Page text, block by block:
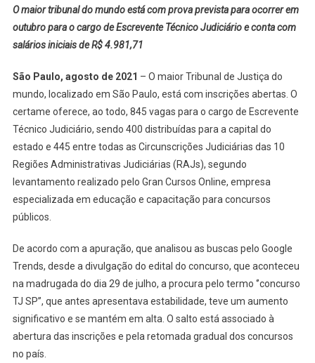
O maior tribunal do mundo está com prova prevista para ocorrer em
outubro para o cargo de Escrevente Técnico Judiciário e conta com
salários iniciais de R$ 4.981,71
São Paulo, agosto de 2021 – O maior Tribunal de Justiça do
mundo, localizado em São Paulo, está com inscrições abertas. O
certame oferece, ao todo, 845 vagas para o cargo de Escrevente
Técnico Judiciário, sendo 400 distribuídas para a capital do
estado e 445 entre todas as Circunscrições Judiciárias das 10
Regiões Administrativas Judiciárias (RAJs), segundo
levantamento realizado pelo Gran Cursos Online, empresa
especializada em educação e capacitação para concursos
públicos.
De acordo com a apuração, que analisou as buscas pelo Google
Trends, desde a divulgação do edital do concurso, que aconteceu
na madrugada do dia 29 de julho, a procura pelo termo ‘’concurso
TJ SP’’, que antes apresentava estabilidade, teve um aumento
significativo e se mantém em alta. O salto está associado à
abertura das inscrições e pela retomada gradual dos concursos
no país.